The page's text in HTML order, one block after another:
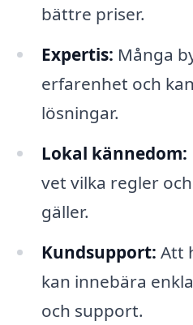
bättre priser.
Expertis: Många
erfarenhet och
lösningar.
Lokal kännedom:
vet vilka regler
gäller.
Kundsupport: Att
kan innebära
och support.